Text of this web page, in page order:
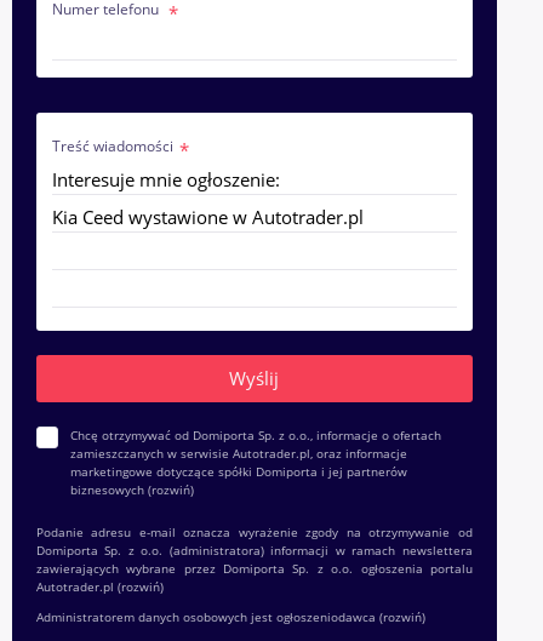
Numer telefonu
Treść wiadomości
Chcę otrzymywać od Domiporta Sp. z o.o., informacje o ofertach
zamieszczanych w serwisie Autotrader.pl, oraz informacje
marketingowe dotyczące spółki Domiporta i jej partnerów
biznesowych (rozwiń)
Podanie adresu e-mail oznacza wyrażenie zgody na otrzymywanie od
Domiporta Sp. z o.o. (administratora) informacji w ramach newslettera
zawierających wybrane przez Domiporta Sp. z o.o. ogłoszenia portalu
Autotrader.pl (rozwiń)
Administratorem danych osobowych jest ogłoszeniodawca (rozwiń)